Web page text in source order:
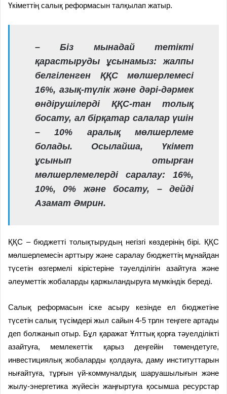
Үкіметтің салық реформасын талқылап жатыр.
– Біз мынадай тетікті
қарастыруды ұсынамыз: жалпы
белгіленген ҚҚС мөлшерлемесі
16%, азық-түлік және дәрі-дәрмек
өндірушілерді ҚҚС-тан толық
босату, ал бірқатар салалар үшін
– 10% аралық мөлшерлеме
болады. Осылайша, Үкімет
ұсынып отырған
мөлшерлемелерді саралау: 16%,
10%, 0% және босату, – дейді
Азамат Әмрин.
ҚҚС – бюджетті толықтырудың негізгі көздерінің бірі. ҚҚС
мөлшерлемесін арттыру және саралау бюджеттің мұнайдан
түсетін өзгермелі кірістеріне тәуелділігін азайтуға және
әлеуметтік жобаларды қаржыландыруға мүмкіндік береді.
Салық реформасын іске асыру кезінде ел бюджетіне
түсетін салық түсімдері жыл сайын 4-5 трлн теңгеге артады
деп болжанып отыр. Бұл қаражат Ұлттық қорға тәуелділікті
азайтуға, мемлекеттік қарыз деңгейін төмендетуге,
инвестициялық жобаларды қолдауға, даму институттарын
нығайтуға, тұрғын үй-коммуналдық шаруашылығын және
жылу-энергетика жүйесін жаңғыртуға қосымша ресурстар